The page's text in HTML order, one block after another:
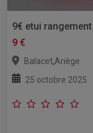
9€ etui
9 €
Balacet,Ariège
25 octobre 2025